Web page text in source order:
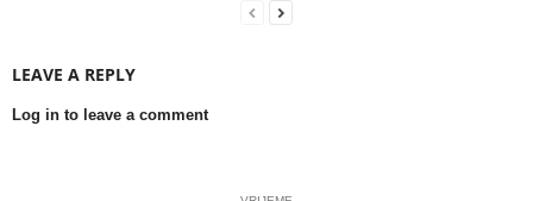
LEAVE A REPLY
Log in to leave a comment